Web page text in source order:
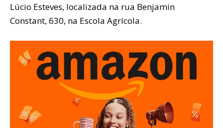
Lúcio Esteves, localizada na rua Benjamin
Constant, 630, na Escola Agrícola.